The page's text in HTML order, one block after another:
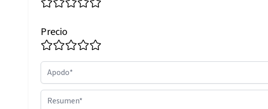
Precio
Apodo
Resumen